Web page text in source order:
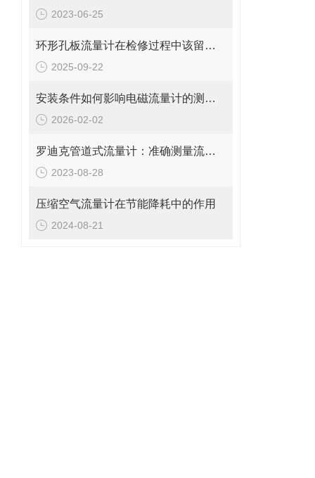
2023-06-25
环形孔板流量计在检修过程中该留意的事项
2025-09-22
安装条件如何影响电磁流量计的测量精度?
2026-02-02
罗迪克管道式流量计：准确测量流体的精密工具
2023-08-28
压缩空气流量计在节能降耗中的作用
2024-08-21